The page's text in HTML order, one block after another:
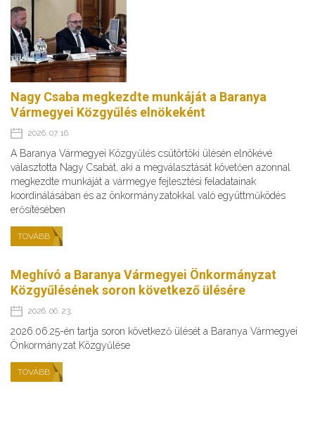
Nagy Csaba megkezdte munkáját a Baranya
Vármegyei Közgyűlés elnökeként
2026. 07. 16.
A Baranya Vármegyei Közgyűlés csütörtöki ülésén elnökévé
választotta Nagy Csabát, aki a megválasztását követően azonnal
megkezdte munkáját a vármegye fejlesztési feladatainak
koordinálásában és az önkormányzatokkal való együttműködés
erősítésében
TOVÁBB
Meghívó a Baranya Vármegyei Önkormányzat
Közgyűlésének soron következő ülésére
2026. 06. 23.
2026.06.25-én tartja soron következő ülését a Baranya Vármegyei
Önkormányzat Közgyűlése
TOVÁBB